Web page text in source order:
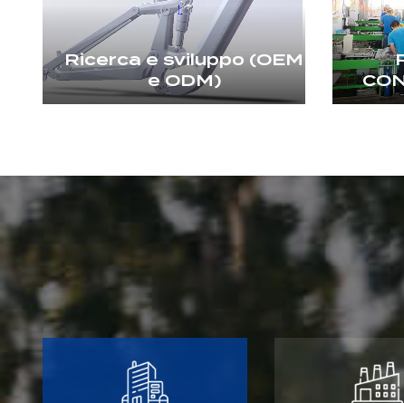
Ricerca e sviluppo (OEM
e ODM)